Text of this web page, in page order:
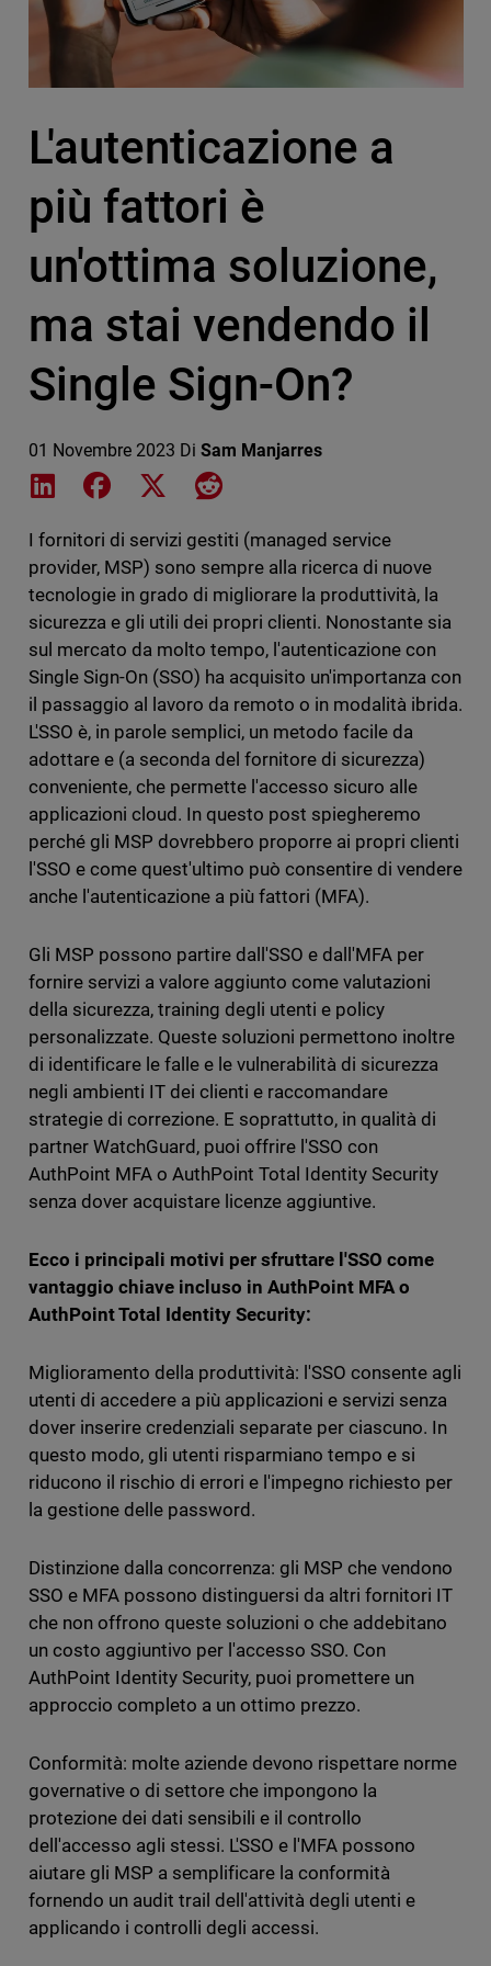
L'autenticazione a
più fattori è
un'ottima soluzione,
ma stai vendendo il
Single Sign-On?
01 Novembre 2023 Di Sam Manjarres
Share on LinkedIn
Share on Facebook
Share on XShare on Reddit
I fornitori di servizi gestiti (managed service
provider, MSP) sono sempre alla ricerca di nuove
tecnologie in grado di migliorare la produttività, la
sicurezza e gli utili dei propri clienti. Nonostante sia
sul mercato da molto tempo, l'autenticazione con
Single Sign-On (SSO) ha acquisito un'importanza con
il passaggio al lavoro da remoto o in modalità ibrida.
L'SSO è, in parole semplici, un metodo facile da
adottare e (a seconda del fornitore di sicurezza)
conveniente, che permette l'accesso sicuro alle
applicazioni cloud. In questo post spiegheremo
perché gli MSP dovrebbero proporre ai propri clienti
l'SSO e come quest'ultimo può consentire di vendere
anche l'autenticazione a più fattori (MFA).
Gli MSP possono partire dall'SSO e dall'MFA per
fornire servizi a valore aggiunto come valutazioni
della sicurezza, training degli utenti e policy
personalizzate. Queste soluzioni permettono inoltre
di identificare le falle e le vulnerabilità di sicurezza
negli ambienti IT dei clienti e raccomandare
strategie di correzione. E soprattutto, in qualità di
partner WatchGuard, puoi offrire l'SSO con
AuthPoint MFA o AuthPoint Total Identity Security
senza dover acquistare licenze aggiuntive.
Ecco i principali motivi per sfruttare l'SSO come
vantaggio chiave incluso in AuthPoint MFA o
AuthPoint Total Identity Security:
Miglioramento della produttività: l'SSO consente agli
utenti di accedere a più applicazioni e servizi senza
dover inserire credenziali separate per ciascuno. In
questo modo, gli utenti risparmiano tempo e si
riducono il rischio di errori e l'impegno richiesto per
la gestione delle password.
Distinzione dalla concorrenza: gli MSP che vendono
SSO e MFA possono distinguersi da altri fornitori IT
che non offrono queste soluzioni o che addebitano
un costo aggiuntivo per l'accesso SSO. Con
AuthPoint Identity Security, puoi promettere un
approccio completo a un ottimo prezzo.
Conformità: molte aziende devono rispettare norme
governative o di settore che impongono la
protezione dei dati sensibili e il controllo
dell'accesso agli stessi. L'SSO e l'MFA possono
aiutare gli MSP a semplificare la conformità
fornendo un audit trail dell'attività degli utenti e
applicando i controlli degli accessi.